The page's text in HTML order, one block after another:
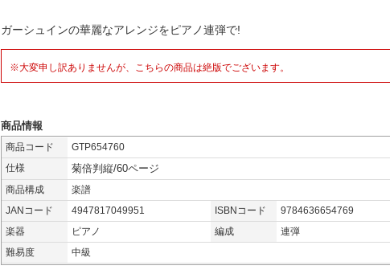
ガーシュインの華麗なアレンジをピアノ連弾で!
※大変申し訳ありませんが、こちらの商品は絶版でございます。
商品情報
商品コード
GTP654760
仕様
菊倍判縦/60ページ
商品構成
楽譜
JANコード
4947817049951 ISBNコード
9784636654769
楽器
ピアノ 編成
連弾
難易度
中級